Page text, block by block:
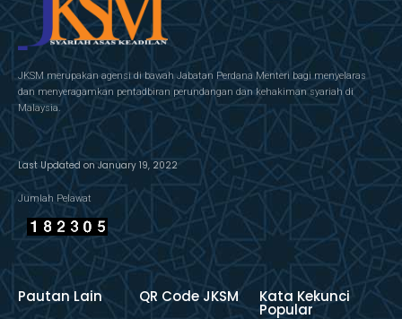
JKSM merupakan agensi di bawah Jabatan Perdana Menteri bagi menyelaras
dan menyeragamkan pentadbiran perundangan dan kehakiman syariah di
Malaysia.
Last Updated on January 19, 2022
Jumlah Pelawat
Pautan Lain QR Code JKSM Kata Kekunci
Popular